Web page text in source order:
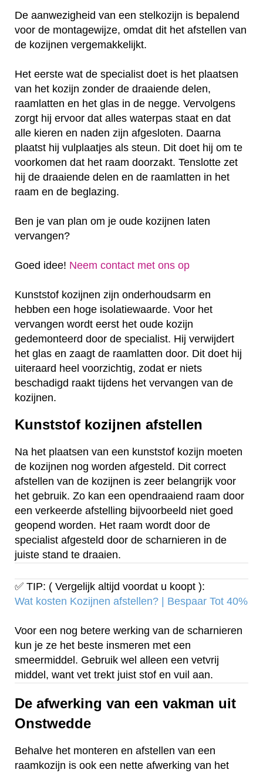
De aanwezigheid van een stelkozijn is bepalend
voor de montagewijze, omdat dit het afstellen van
de kozijnen vergemakkelijkt.
Het eerste wat de specialist doet is het plaatsen
van het kozijn zonder de draaiende delen,
raamlatten en het glas in de negge. Vervolgens
zorgt hij ervoor dat alles waterpas staat en dat
alle kieren en naden zijn afgesloten. Daarna
plaatst hij vulplaatjes als steun. Dit doet hij om te
voorkomen dat het raam doorzakt. Tenslotte zet
hij de draaiende delen en de raamlatten in het
raam en de beglazing.
Ben je van plan om je oude kozijnen laten
vervangen?
Goed idee! Neem contact met ons op
Kunststof kozijnen zijn onderhoudsarm en
hebben een hoge isolatiewaarde. Voor het
vervangen wordt eerst het oude kozijn
gedemonteerd door de specialist. Hij verwijdert
het glas en zaagt de raamlatten door. Dit doet hij
uiteraard heel voorzichtig, zodat er niets
beschadigd raakt tijdens het vervangen van de
kozijnen.
Kunststof kozijnen afstellen
Na het plaatsen van een kunststof kozijn moeten
de kozijnen nog worden afgesteld. Dit correct
afstellen van de kozijnen is zeer belangrijk voor
het gebruik. Zo kan een opendraaiend raam door
een verkeerde afstelling bijvoorbeeld niet goed
geopend worden. Het raam wordt door de
specialist afgesteld door de scharnieren in de
juiste stand te draaien.
✅ TIP: ( Vergelijk altijd voordat u koopt ):
Wat kosten Kozijnen afstellen? | Bespaar Tot 40%‎
Voor een nog betere werking van de scharnieren
kun je ze het beste insmeren met een
smeermiddel. Gebruik wel alleen een vetvrij
middel, want vet trekt juist stof en vuil aan.
De afwerking van een vakman uit
Onstwedde
Behalve het monteren en afstellen van een
raamkozijn is ook een nette afwerking van het